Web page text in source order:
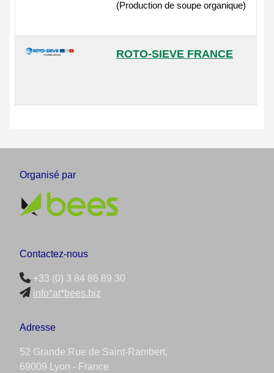
(Production de soupe organique)
ROTO-SIEVE FRANCE
Organisé par
Contactez-nous
+33 (0) 3 84 86 89 30
info*at*bees.biz
Adresse
52 Grande Rue de Saint-Rambert,
69009 Lyon - France